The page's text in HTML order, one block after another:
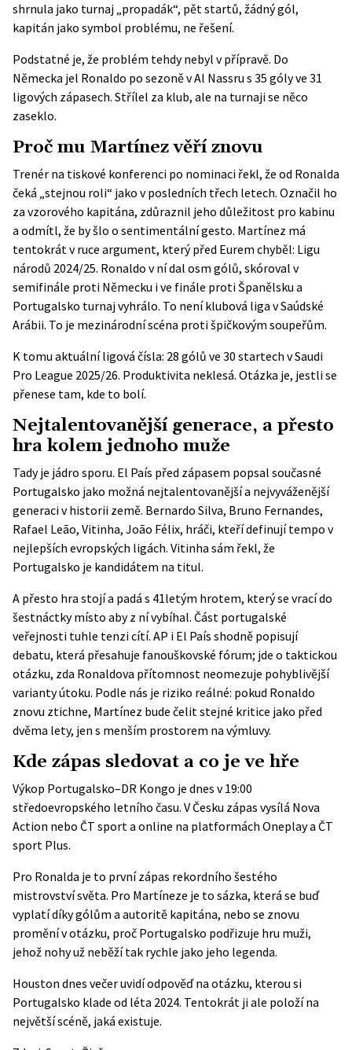
shrnula jako turnaj „propadák“, pět startů, žádný gól,
kapitán jako symbol problému, ne řešení.
Podstatné je, že problém tehdy nebyl v přípravě. Do
Německa jel Ronaldo po sezoně v Al Nassru s 35 góly ve 31
ligových zápasech. Střílel za klub, ale na turnaji se něco
zaseklo.
Proč mu Martínez věří znovu
Trenér na tiskové konferenci po nominaci řekl, že od Ronalda
čeká „stejnou roli“ jako v posledních třech letech. Označil ho
za vzorového kapitána, zdůraznil jeho důležitost pro kabinu
a odmítl, že by šlo o sentimentální gesto. Martínez má
tentokrát v ruce argument, který před Eurem chyběl: Ligu
národů 2024/25. Ronaldo v ní dal osm gólů, skóroval v
semifinále proti Německu i ve finále proti Španělsku a
Portugalsko turnaj vyhrálo. To není klubová liga v Saúdské
Arábii. To je mezinárodní scéna proti špičkovým soupeřům.
K tomu aktuální ligová čísla: 28 gólů ve 30 startech v Saudi
Pro League 2025/26. Produktivita neklesá. Otázka je, jestli se
přenese tam, kde to bolí.
Nejtalentovanější generace, a přesto
hra kolem jednoho muže
Tady je jádro sporu. El País před zápasem popsal současné
Portugalsko jako možná nejtalentovanější a nejvyváženější
generaci v historii země. Bernardo Silva, Bruno Fernandes,
Rafael Leão, Vitinha, João Félix, hráči, kteří definují tempo v
nejlepších evropských ligách. Vitinha sám řekl, že
Portugalsko je kandidátem na titul.
A přesto hra stojí a padá s 41letým hrotem, který se vrací do
šestnáctky místo aby z ní vybíhal. Část portugalské
veřejnosti tuhle tenzi cítí. AP i El País shodně popisují
debatu, která přesahuje fanouškovské fórum; jde o taktickou
otázku, zda Ronaldova přítomnost neomezuje pohyblivější
varianty útoku. Podle nás je riziko reálné: pokud Ronaldo
znovu ztichne, Martínez bude čelit stejné kritice jako před
dvěma lety, jen s menším prostorem na výmluvy.
Kde zápas sledovat a co je ve hře
Výkop Portugalsko–DR Kongo je dnes v 19:00
středoevropského letního času. V Česku zápas vysílá Nova
Action nebo ČT sport a online na platformách Oneplay a ČT
sport Plus.
Pro Ronalda je to první zápas rekordního šestého
mistrovství světa. Pro Martíneze je to sázka, která se buď
vyplatí díky gólům a autoritě kapitána, nebo se znovu
promění v otázku, proč Portugalsko podřizuje hru muži,
jehož nohy už neběží tak rychle jako jeho legenda.
Houston dnes večer uvidí odpověď na otázku, kterou si
Portugalsko klade od léta 2024. Tentokrát ji ale položí na
největší scéně, jaká existuje.